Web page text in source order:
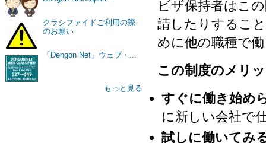
クラシファイドご利用の際
のお願い
「Dengon Net」ウェブ・...
もっと見る
ビザ保持者はこ
請したりするこ
めに他の職種で
この制度のメリ
すぐに働き始め
に新しい会社で
試しに働いてみ